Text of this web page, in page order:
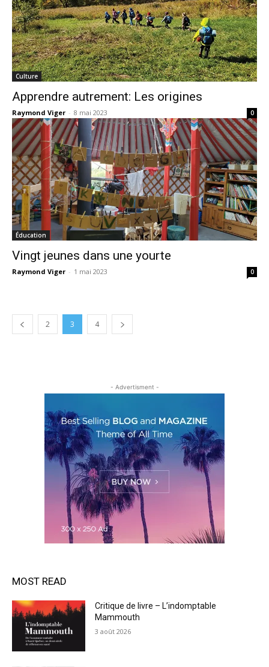
Culture
Apprendre autrement: Les origines
Raymond Viger - 8 mai 2023 0
Éducation
Vingt jeunes dans une yourte
Raymond Viger - 1 mai 2023 0
2 3 4
- Advertisment -
MOST READ
Critique de livre – L’indomptable
Mammouth
3 août 2026